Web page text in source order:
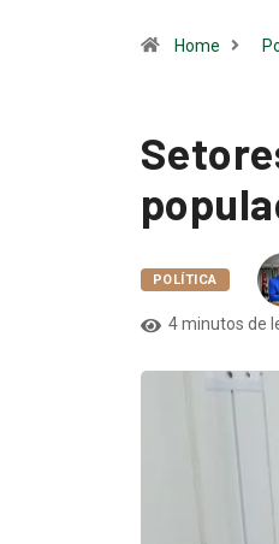
Home
POLÍTICA
4 minutos de